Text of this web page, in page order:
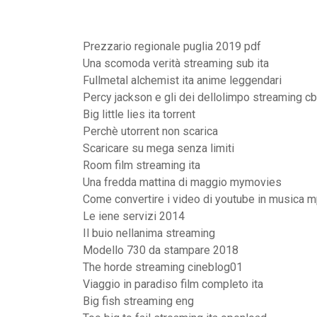
Prezzario regionale puglia 2019 pdf
Una scomoda verità streaming sub ita
Fullmetal alchemist ita anime leggendari
Percy jackson e gli dei dellolimpo streaming
Big little lies ita torrent
Perchè utorrent non scarica
Scaricare su mega senza limiti
Room film streaming ita
Una fredda mattina di maggio mymovies
Come convertire i video di youtube in musica
Le iene servizi 2014
Il buio nellanima streaming
Modello 730 da stampare 2018
The horde streaming cineblog01
Viaggio in paradiso film completo ita
Big fish streaming eng